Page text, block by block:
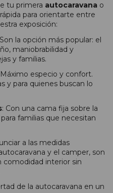
tu primera autocaravana o
para orientarte entre
exposición:
la opción más popular: el
maniobrabilidad y
y familias.
especio y confort.
y para quienes buscan lo
: Con una cama fija sobre la
familias que necesitan
a las medidas
y el camper, son
comodidad interior sin
de la autocaravana en un